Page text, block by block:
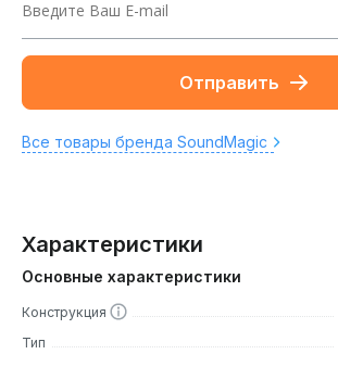
Отправить
Все товары бренда SoundMagic
Характеристики
Основные характеристики
Конструкция
Тип